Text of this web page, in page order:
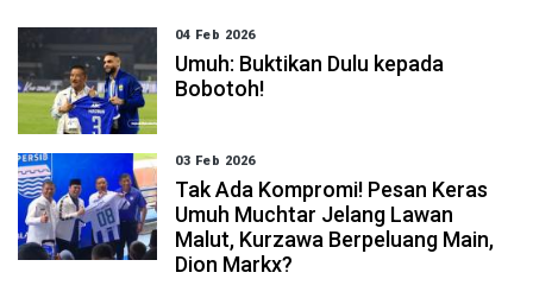
04 Feb 2026
Umuh: Buktikan Dulu kepada
Bobotoh!
03 Feb 2026
Tak Ada Kompromi! Pesan Keras
Umuh Muchtar Jelang Lawan
Malut, Kurzawa Berpeluang Main,
Dion Markx?